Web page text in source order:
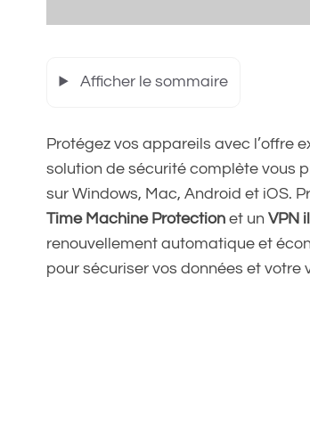
Afficher le sommaire
Protégez vos appareils avec l’offre
solution de sécurité complète vous
sur Windows, Mac, Android et iOS.
Time Machine Protection et un VPN
renouvellement automatique et
pour sécuriser vos données et votre